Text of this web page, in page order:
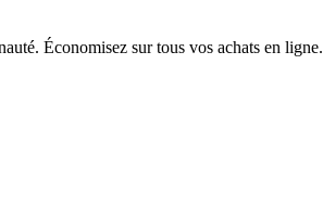
Économisez sur tous vos achats en ligne.